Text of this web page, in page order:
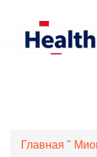
Главная "